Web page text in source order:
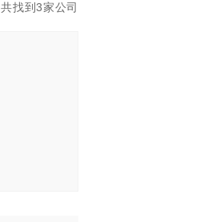
共找到3家公司